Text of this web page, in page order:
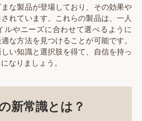
な製品が登場しており、その効果や
れています。これらの製品は、一人
ルやニーズに合わせて選べるように
な方法を見つけることが可能です。
い知識と選択肢を得て、自信を持っ
なりましょう。
新常識とは？